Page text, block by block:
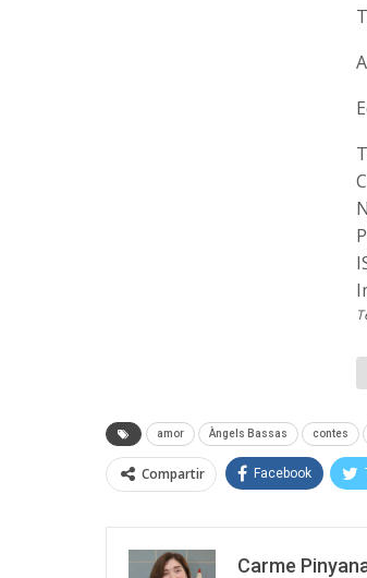
amor Àngels Bassas contes
Compartir Facebook
Carme